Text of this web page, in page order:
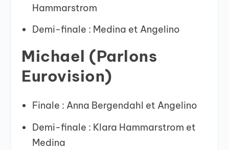
Hammarstrom
Demi-finale : Medina et Angelino
Michael (Parlons
Eurovision)
Finale : Anna Bergendahl et Angelino
Demi-finale : Klara Hammarstrom et
Medina